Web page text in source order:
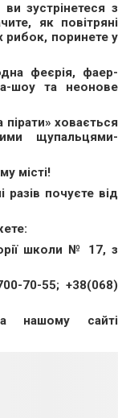
зустрінетеся з
як повітряні
рибок, поринете у
феєрія, фаер-
шоу та неонове
ховається
щупальцями-
місті!
разів почуєте від
школи № 17, з
70-55; +38(068)
нашому сайті